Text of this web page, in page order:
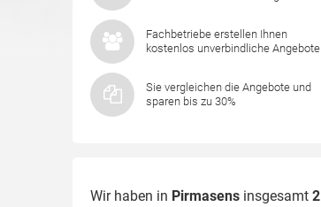
Fachbetriebe erstellen Ihnen
kostenlos unverbindliche Angebote
Sie vergleichen die Angebote und
sparen bis zu 30%
Wir haben in Pirmasens insgesamt 2